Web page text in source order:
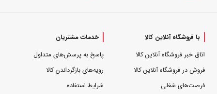
با فروشگاه آنلاین کالا
اتاق خبر فروشگاه آنلاین کالا
فروش در فروشگاه آنلاین کالا
فرصت‌های شغلی
خدمات مشتریان
پاسخ به پرسش‌های متداول
رویه‌های بازگرداندن کالا
شرایط استفاده